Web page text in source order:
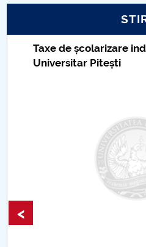
Taxe de școlarizare
Universitar Pitești
<